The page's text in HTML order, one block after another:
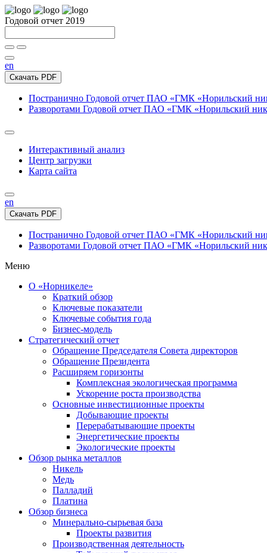
Годовой отчет 2019
en
Скачать PDF
Постранично Годовой отчет ПАО «ГМК «Норильский
Разворотами Годовой отчет ПАО «ГМК «Норильский
Интерактивный анализ
Центр загрузки
Карта сайта
en
Скачать PDF
Постранично Годовой отчет ПАО «ГМК «Норильский
Разворотами Годовой отчет ПАО «ГМК «Норильский
Меню
О «Норникеле»
Краткий обзор
Ключевые показатели
Ключевые события года
Бизнес-модель
Стратегический отчет
Обращение Председателя Совета директоров
Обращение Президента
Расширяем горизонты
Комплексная экологическая программа
Ускорение роста производства
Основные инвестиционные проекты
Добывающие проекты
Перерабатывающие проекты
Энергетические проекты
Экологические проекты
Обзор рынка металлов
Никель
Медь
Палладий
Платина
Обзор бизнеса
Минерально-сырьевая база
Проекты развития
Производственная деятельность